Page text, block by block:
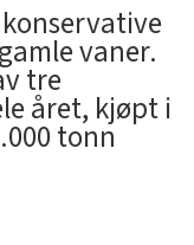
vaner.
tre
året, kjøpt i
tonn